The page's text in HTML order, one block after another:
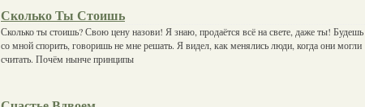
Сколько Ты Стоишь
Сколько ты стоишь? Свою цену назови! Я знаю, продаётся всё на свете, даже ты! Будешь
со мной спорить, говоришь не мне решать. Я видел, как менялись люди, когда они могли
считать. Почём нынче принципы